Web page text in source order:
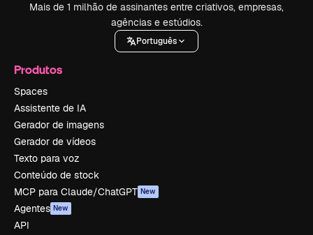
Mais de 1 milhão de assinantes entre criativos, empresas,
agências e estúdios.
Português
Produtos
Spaces
Assistente de IA
Gerador de imagens
Gerador de vídeos
Texto para voz
Conteúdo de stock
MCP para Claude/ChatGPT New
Agentes New
API